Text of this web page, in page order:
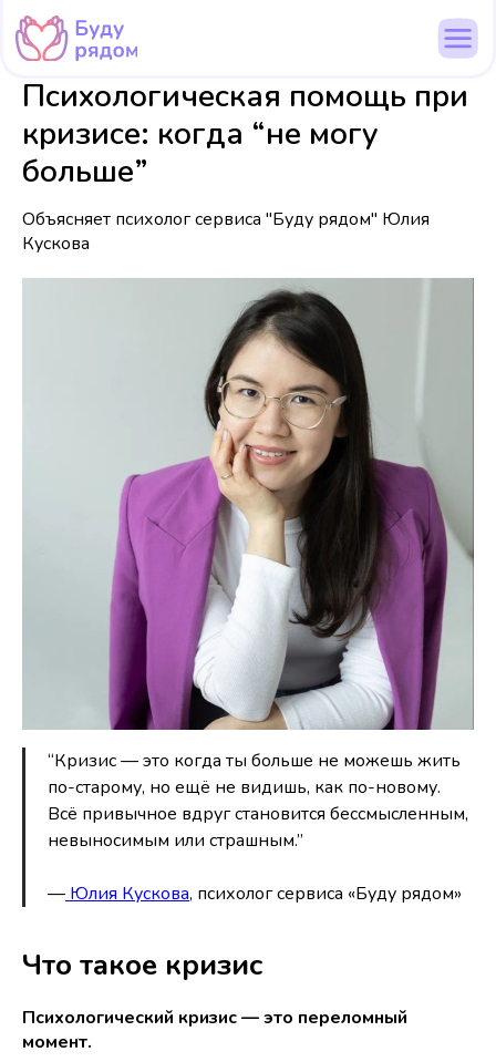
Психологическая помощь при
кризисе: когда “не могу
больше”
Объясняет психолог сервиса "Буду рядом" Юлия
Кускова
“Кризис — это когда ты больше не можешь жить
по-старому, но ещё не видишь, как по-новому.
Всё привычное вдруг становится бессмысленным,
невыносимым или страшным.”
— Юлия Кускова, психолог сервиса «Буду рядом»
Что такое кризис
Психологический кризис — это переломный
момент.